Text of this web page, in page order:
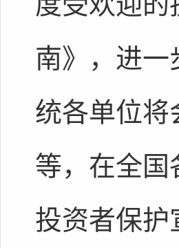
南》，进
统各单位将
等，在全国
投资者保护